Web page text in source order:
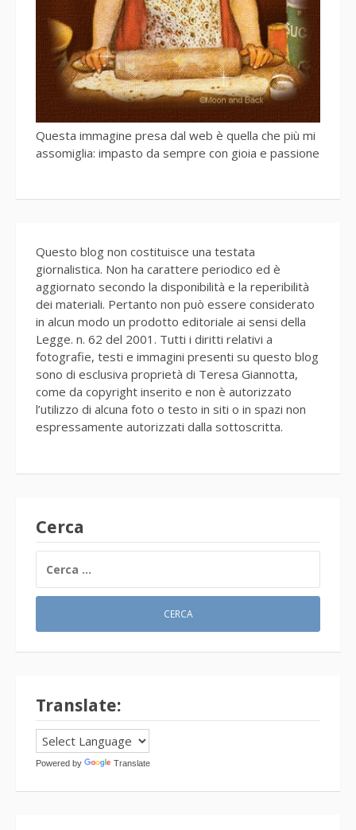
Questa immagine presa dal web è quella che più mi
assomiglia: impasto da sempre con gioia e passione
Questo blog non costituisce una testata
giornalistica. Non ha carattere periodico ed è
aggiornato secondo la disponibilità e la reperibilità
dei materiali. Pertanto non può essere considerato
in alcun modo un prodotto editoriale ai sensi della
Legge. n. 62 del 2001. Tutti i diritti relativi a
fotografie, testi e immagini presenti su questo blog
sono di esclusiva proprietà di Teresa Giannotta,
come da copyright inserito e non è autorizzato
l’utilizzo di alcuna foto o testo in siti o in spazi non
espressamente autorizzati dalla sottoscritta.
Cerca
PER:
Translate:
Powered by Translate